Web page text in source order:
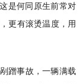
是何同原生前常对
更有滚烫温度，用
蹭事故，一辆满载